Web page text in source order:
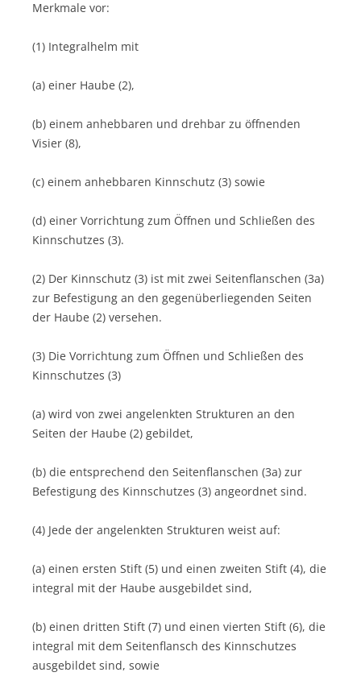
Merkmale vor:
(1) Integralhelm mit
(a) einer Haube (2),
(b) einem anhebbaren und drehbar zu öffnenden
Visier (8),
(c) einem anhebbaren Kinnschutz (3) sowie
(d) einer Vorrichtung zum Öffnen und Schließen des
Kinnschutzes (3).
(2) Der Kinnschutz (3) ist mit zwei Seitenflanschen (3a)
zur Befestigung an den gegenüberliegenden Seiten
der Haube (2) versehen.
(3) Die Vorrichtung zum Öffnen und Schließen des
Kinnschutzes (3)
(a) wird von zwei angelenkten Strukturen an den
Seiten der Haube (2) gebildet,
(b) die entsprechend den Seitenflanschen (3a) zur
Befestigung des Kinnschutzes (3) angeordnet sind.
(4) Jede der angelenkten Strukturen weist auf:
(a) einen ersten Stift (5) und einen zweiten Stift (4), die
integral mit der Haube ausgebildet sind,
(b) einen dritten Stift (7) und einen vierten Stift (6), die
integral mit dem Seitenflansch des Kinnschutzes
ausgebildet sind, sowie